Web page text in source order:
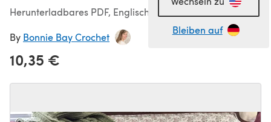
Bleiben auf
Herunterladbares PDF, Englisch
By Bonnie Bay Crochet
10,35 €